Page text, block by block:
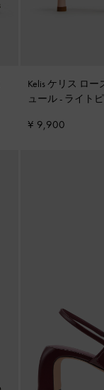
Kelis ケリス ロ
ュール - ライト
¥ 9,900